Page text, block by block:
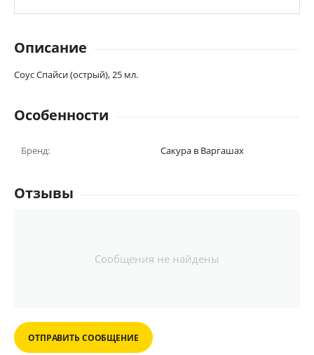
Описание
Соус Спайси (острый), 25 мл.
Особенности
Бренд: Сакура в Варгашах
Отзывы
Сообщения не найдены
ОТПРАВИТЬ СООБЩЕНИЕ